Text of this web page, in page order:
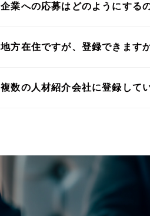
企業への応募はどのようにする
地方在住ですが、登録できます
複数の人材紹介会社に登録して